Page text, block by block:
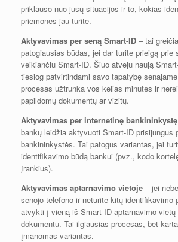
priklauso nuo jūsų situacijos ir to, kokias
priemones jau turite.
Aktyvavimas per seną Smart-ID – tai
patogiausias būdas, jei dar turite prieigą prie
veikiančiu Smart-ID. Šiuo atveju naują
tiesiog patvirtindami savo tapatybę
procesas užtrunka vos kelias minutes ir
papildomų dokumentų ar vizitų.
Aktyvavimas per internetinę bankininkystę
bankų leidžia aktyvuoti Smart-ID prisijungus
bankininkystės. Tai patogus variantas, jei
identifikavimo būdą bankui (pvz., kodo
įrankius).
Aktyvavimas aptarnavimo vietoje – jei
senojo telefono ir neturite kitų identifikavimo
atvykti į vieną iš Smart-ID aptarnavimo vietų
dokumentu. Tai ilgiausias procesas, bet
įmanomas variantas.